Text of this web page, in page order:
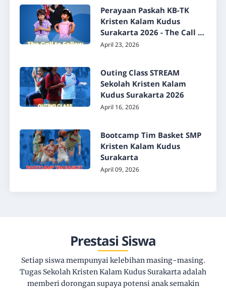
Perayaan Paskah KB-TK
Kristen Kalam Kudus
Surakarta 2026 - The Call to
Follow
April 23, 2026
Outing Class STREAM
Sekolah Kristen Kalam
Kudus Surakarta 2026
April 16, 2026
Bootcamp Tim Basket SMP
Kristen Kalam Kudus
Surakarta
April 09, 2026
Prestasi Siswa
Setiap siswa mempunyai kelebihan masing-masing.
Tugas Sekolah Kristen Kalam Kudus Surakarta adalah
memberi dorongan supaya potensi anak semakin